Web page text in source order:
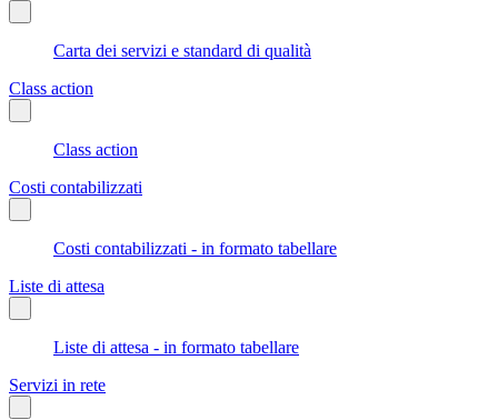
Carta dei servizi e standard di qualità
Class action
Class action
Costi contabilizzati
Costi contabilizzati - in formato tabellare
Liste di attesa
Liste di attesa - in formato tabellare
Servizi in rete